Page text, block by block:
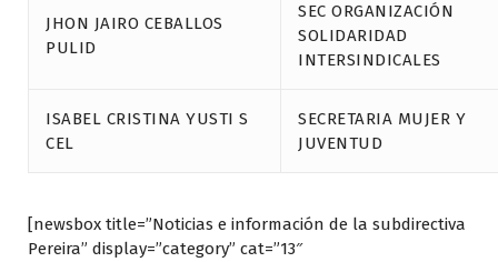
JHON JAIRO CEBALLOS
PULID
SEC ORGANIZACIÓN
SOLIDARIDAD
INTERSINDICALES
ISABEL CRISTINA YUSTI S
CEL
SECRETARIA MUJER Y
JUVENTUD
[newsbox title=”Noticias e información de la subdirectiva
Pereira” display=”category” cat=”13″